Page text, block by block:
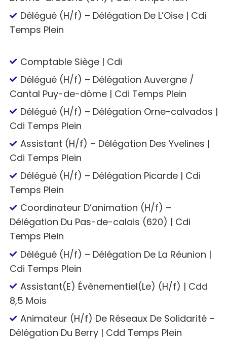
Délégué (H/f) – Délégation De L’Oise | Cdi
Temps Plein
Comptable Siège | Cdi
Délégué (H/f) – Délégation Auvergne /
Cantal Puy-de-dôme | Cdi Temps Plein
Délégué (H/f) – Délégation Orne-calvados |
Cdi Temps Plein
Assistant (H/f) – Délégation Des Yvelines |
Cdi Temps Plein
Délégué (H/f) – Délégation Picarde | Cdi
Temps Plein
Coordinateur D’animation (H/f) –
Délégation Du Pas-de-calais (620) | Cdi
Temps Plein
Délégué (H/f) – Délégation De La Réunion |
Cdi Temps Plein
Assistant(E) Évènementiel(Le) (H/f) | Cdd
8,5 Mois
Animateur (H/f) De Réseaux De Solidarité –
Délégation Du Berry | Cdd Temps Plein